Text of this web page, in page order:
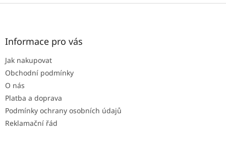
Z
Informace pro vás
Jak nakupovat
Obchodní podmínky
O nás
Platba a doprava
Podmínky ochrany osobních údajů
Reklamační řád